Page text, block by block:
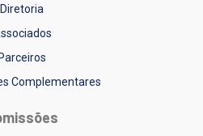
Diretoria
Parceiros
Complementares